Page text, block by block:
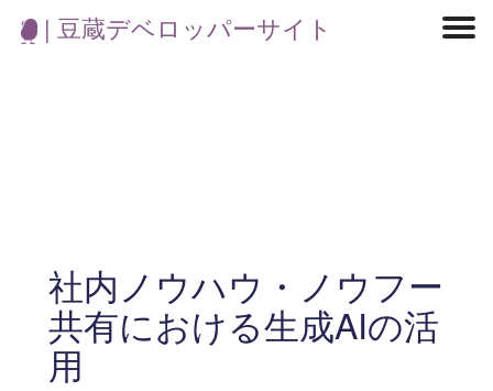
| 豆蔵デベロッパーサイト
社内ノウハウ・ノウフー
共有における生成AIの活
用